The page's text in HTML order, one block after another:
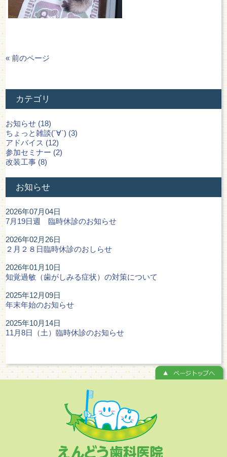
« 前のページ
カテゴリ
お知らせ (18)
ちょっと雑談(´∀`) (3)
アドバイス (12)
参加セミナー (2)
改装工事 (8)
お知らせ
2026年07月04日
7月19日週 臨時休診のお知らせ
2026年02月26日
２月２８日臨時休診のおしらせ
2026年01月10日
知覚過敏（歯がしみる症状）の対策について
2025年12月09日
年末年始のお知らせ
2025年10月14日
11月8日（土）臨時休診のお知らせ